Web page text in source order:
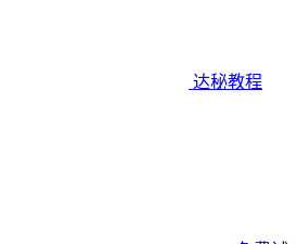
达秘教程